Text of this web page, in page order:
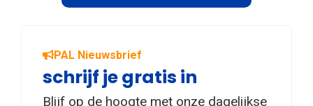
PAL Nieuwsbrief
schrijf je gratis in
Blijf op de hoogte met onze dagelijkse